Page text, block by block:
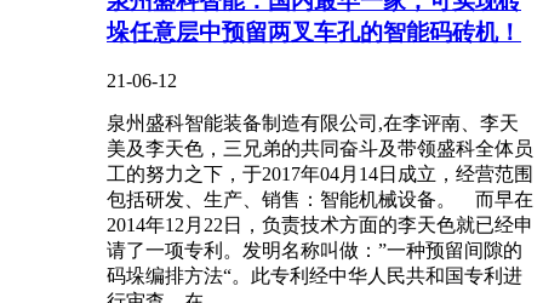
垛任意层中预留两叉车孔的智能码砖机！
21-06-12
泉州盛科智能装备制造有限公司,在李评南、李天
美及李天色，三兄弟的共同奋斗及带领盛科全体员
工的努力之下，于2017年04月14日成立，经营范围
包括研发、生产、销售：智能机械设备。 而早在
2014年12月22日，负责技术方面的李天色就已经申
请了一项专利。发明名称叫做：”一种预留间隙的
码垛编排方法“。此专利经中华人民共和国专利进